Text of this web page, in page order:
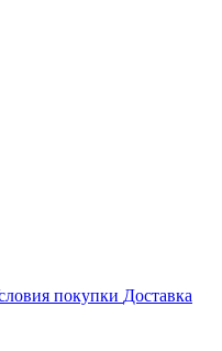
покупки Доставка